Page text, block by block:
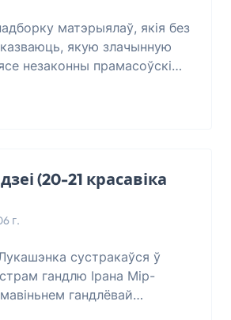
матэрыялаў, якія без
якую злачынную
незаконны прамасоўскі
гэтых умовах Эўропа ўсё
(20-21 красавіка
г.
сустракаўся ў
гандлю Ірана Мір-
гандлёвай